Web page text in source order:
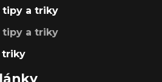
tipy a triky
tipy a triky
triky